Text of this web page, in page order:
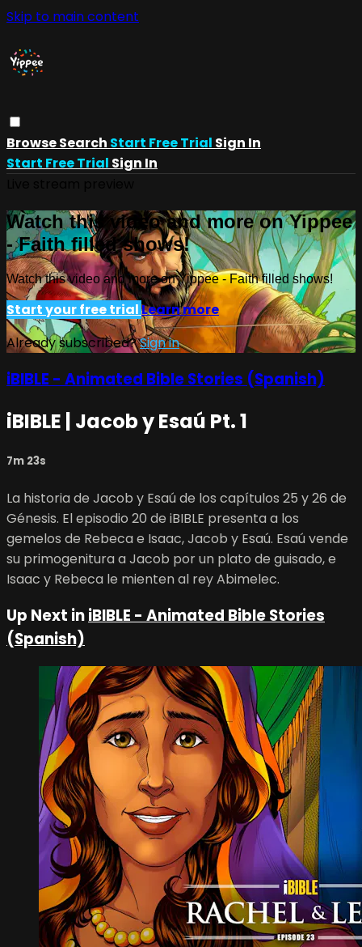
Skip to main content
BrowseSearch Start Free Trial Sign In
Start Free Trial Sign In
Watch this video and more on Yippee
- Faith filled shows!
Watch this video and more on Yippee - Faith filled shows!
Start your free trialLearn more
Already subscribed?Sign in
iBIBLE - Animated Bible Stories (Spanish)
iBIBLE | Jacob y Esaú Pt. 1
7m 23s
La historia de Jacob y Esaú de los capítulos 25 y 26 de
Génesis. El episodio 20 de iBIBLE presenta a los
gemelos de Rebeca e Isaac, Jacob y Esaú. Esaú vende
su primogenitura a Jacob por un plato de guisado, e
Isaac y Rebeca le mienten al rey Abimelec.
Up Next iniBIBLE - Animated Bible Stories
(Spanish)